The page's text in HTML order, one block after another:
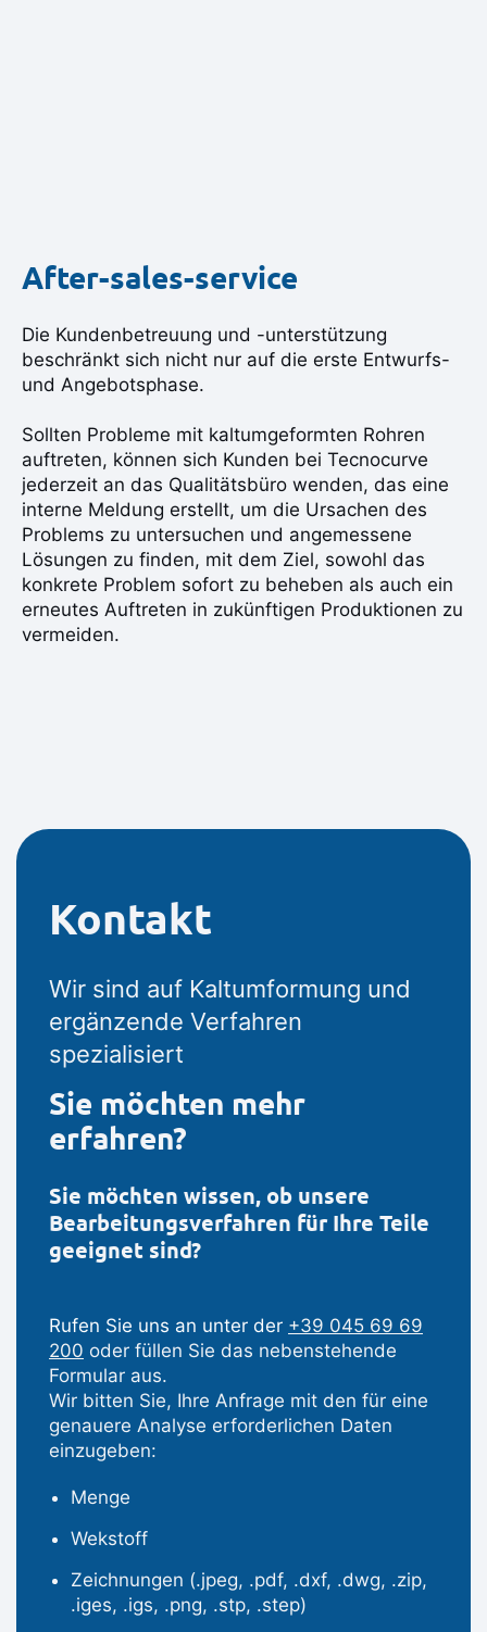
After-sales-service
Die Kundenbetreuung und -unterstützung
beschränkt sich nicht nur auf die erste Entwurfs-
und Angebotsphase.
Sollten Probleme mit kaltumgeformten Rohren
auftreten, können sich Kunden bei Tecnocurve
jederzeit an das Qualitätsbüro wenden, das eine
interne Meldung erstellt, um die Ursachen des
Problems zu untersuchen und angemessene
Lösungen zu finden, mit dem Ziel, sowohl das
konkrete Problem sofort zu beheben als auch ein
erneutes Auftreten in zukünftigen Produktionen zu
vermeiden.
Kontakt
Wir sind auf Kaltumformung und
ergänzende Verfahren
spezialisiert
Sie möchten mehr
erfahren?
Sie möchten wissen, ob unsere
Bearbeitungsverfahren für Ihre Teile
geeignet sind?
Rufen Sie uns an unter der +39 045 69 69
200 oder füllen Sie das nebenstehende
Formular aus.
Wir bitten Sie, Ihre Anfrage mit den für eine
genauere Analyse erforderlichen Daten
einzugeben:
Menge
Wekstoff
Zeichnungen (.jpeg, .pdf, .dxf, .dwg, .zip,
.iges, .igs, .png, .stp, .step)